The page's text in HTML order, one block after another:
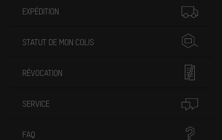
EXPÉDITION
STATUT DE MON COLIS
RÉVOCATION
SERVICE
FAQ